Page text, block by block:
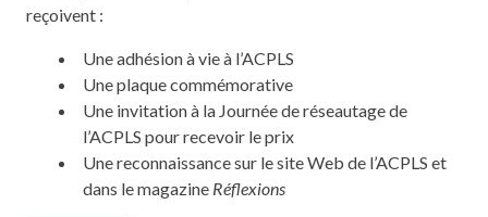
reçoivent :
Une adhésion à vie à l’ACPLS
Une plaque commémorative
Une invitation à la Journée de réseautage de
l’ACPLS pour recevoir le prix
Une reconnaissance sur le site Web de l’ACPLS et
dans le magazine Réflexions